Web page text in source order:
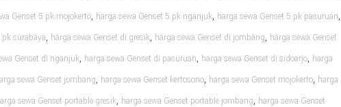
Genset 5 pk mojokerto, harga sewa Genset 5 pk nganjuk, harga sewa Genset 5 pk pasuruan,
pk surabaya, harga sewa Genset di gresik, harga sewa Genset di jombang, harga sewa Genset
Genset di nganjuk, harga sewa Genset di pasuruan, harga sewa Genset di sidoarjo, harga
sewa Genset jombang, harga sewa Genset kertosono, harga sewa Genset mojokerto, harga
sewa Genset portable gresik, harga sewa Genset portable jombang, harga sewa Genset